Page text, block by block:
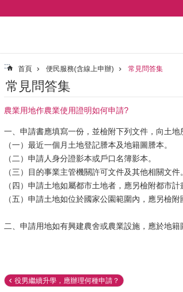
::: 首頁 便民服務(含線上申辦) 常見問答集
常見問答集
農業用地作農業使用證明如何申請?
一、申請書應填寫一份，並檢附下列文件，向土
（一）最近一個月土地登記謄本及地籍圖謄本。
（二）申請人身分證影本或戶口名簿影本。
（三）目的事業主管機關許可文件及其他相關文件
（四）申請土地如屬都市土地者，應另檢附都市計
（五）申請土地如位於國家公園範圍內，應另檢
二、申請用地如有興建農舍或農業設施，應於地籍
役男繼續升學，應辦理何種申請？